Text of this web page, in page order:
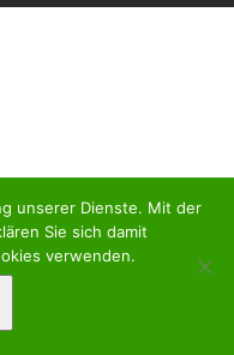
unserer Dienste. Mit der
Sie sich damit
verwenden.